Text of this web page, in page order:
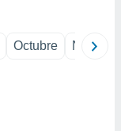
Octubre